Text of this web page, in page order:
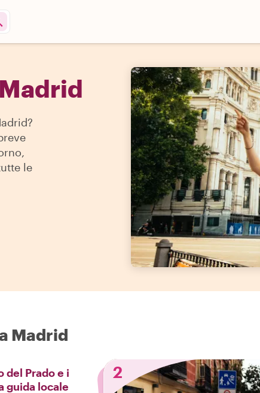
le
Madrid
del Prado e i
guida locale
2